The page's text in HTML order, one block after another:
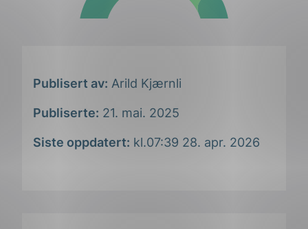
Publisert av: Arild Kjærnli
Publiserte: 21. mai. 2025
Siste oppdatert: kl.07:39 28. apr. 2026